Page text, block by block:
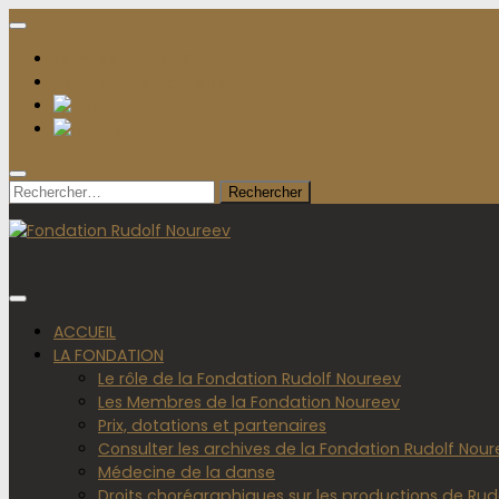
Rechercher :
ACCUEIL
LA FONDATION
Le rôle de la Fondation Rudolf Noureev
Les Membres de la Fondation Noureev
Prix, dotations et partenaires
Consulter les archives de la Fondation Rudolf
Médecine de la danse